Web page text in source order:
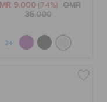
9.000 (74%)
OMR
35.000
+2